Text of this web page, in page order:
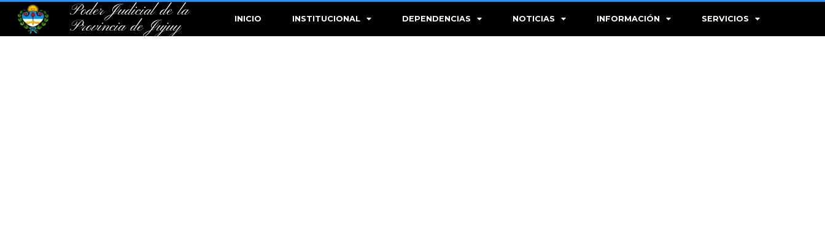
Poder Judicial de la
Provincia de Jujuy
INICIO INSTITUCIONAL DEPENDENCIAS NOTICIAS INFORMACIÓN SERVICIOS